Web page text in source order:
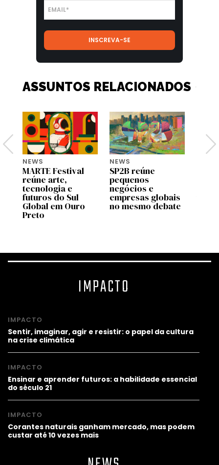
ASSUNTOS RELACIONADOS
NEWS
MARTE Festival
reúne arte,
tecnologia e
futuros do Sul
Global em Ouro
Preto
NEWS
SP2B reúne
pequenos
negócios e
empresas globais
no mesmo debate
IMPACTO
IMPACTO
Sentir, imaginar, agir e resistir: o papel da cultura
na crise climática
IMPACTO
Ensinar e aprender futuros: a habilidade essencial
do século 21
IMPACTO
Corantes naturais ganham mercado, mas podem
custar até 10 vezes mais